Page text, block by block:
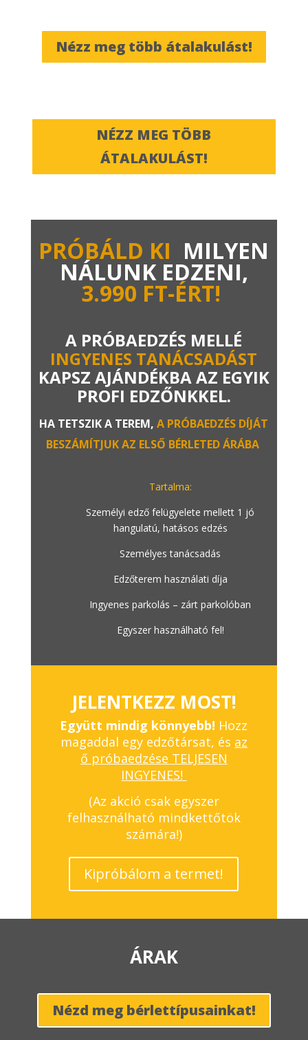
Nézz meg több átalakulást!
NÉZZ MEG TÖBB
ÁTALAKULÁST!
PRÓBÁLD KI MILYEN
NÁLUNK EDZENI,
3.990 FT-ÉRT!
A PRÓBAEDZÉS MELLÉ
INGYENES TANÁCSADÁST
KAPSZ AJÁNDÉKBA AZ EGYIK
PROFI EDZŐNKKEL.
HA TETSZIK A TEREM, A PRÓBAEDZÉS DÍJÁT
BESZÁMÍTJUK AZ ELSŐ BÉRLETED ÁRÁBA.
Tartalma:
Személyi edző felügyelete mellett 1 jó
hangulatú, hatásos edzés
Személyes tanácsadás
Edzőterem használati díja
Ingyenes parkolás – zárt parkolóban
Egyszer használható fel!
JELENTKEZZ MOST!
Együtt mindig könnyebb! Hozz
magaddal egy edzőtársat, és az
ő próbaedzése TELJESEN
INGYENES!
(Az akció csak egyszer
felhasználható mindkettőtök
számára!)
Kipróbálom a termet!
ÁRAK
Nézd meg bérlettípusainkat!